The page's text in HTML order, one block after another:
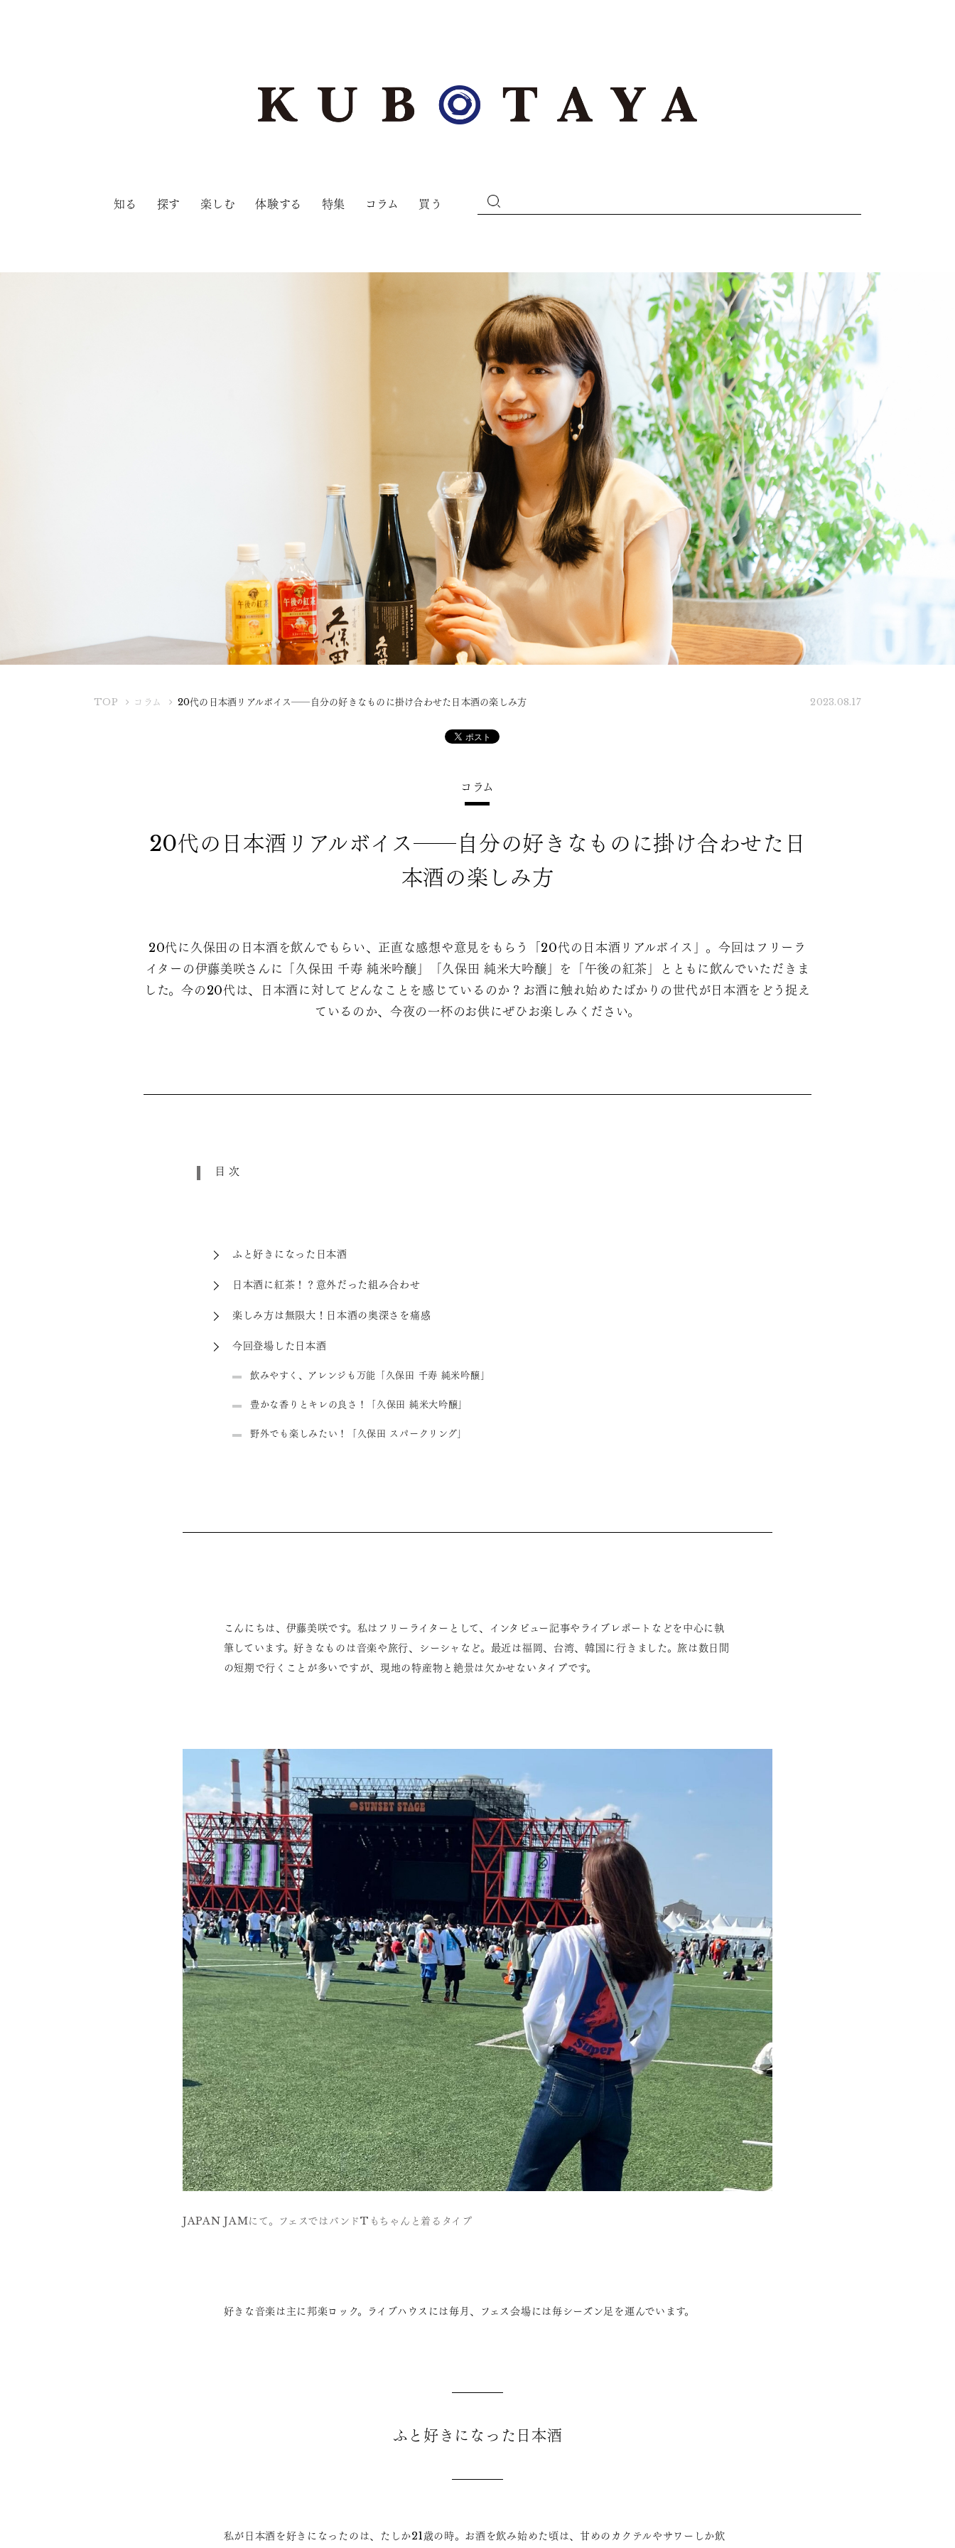
知る 探す 楽しむ 体験する 特集 コラム 買う
TOPK
コラム 20代の日本酒リアルボイス――自分の好きなものに掛け合わせた日本酒の楽しみ方 2023.08.17
コラム
20代の日本酒リアルボイス――自分の好きなものに掛け合わせた日
本酒の楽しみ方
20代に久保田の日本酒を飲んでもらい、正直な感想や意見をもらう「20代の日本酒リアルボイス」。今回はフリーラ
イターの伊藤美咲さんに「久保田 千寿 純米吟醸」「久保田 純米大吟醸」を「午後の紅茶」とともに飲んでいただきま
した。今の20代は、日本酒に対してどんなことを感じているのか？お酒に触れ始めたばかりの世代が日本酒をどう捉え
ているのか、今夜の一杯のお供にぜひお楽しみください。
目次
ふと好きになった日本酒
日本酒に紅茶！？意外だった組み合わせ
楽しみ方は無限大！日本酒の奥深さを痛感
今回登場した日本酒
飲みやすく、アレンジも万能「久保田 千寿 純米吟醸」
豊かな香りとキレの良さ！「久保田 純米大吟醸」
野外でも楽しみたい！「久保田 スパークリング」
こんにちは、伊藤美咲です。私はフリーライターとして、インタビュー記事やライブレポートなどを中心に執
筆しています。好きなものは音楽や旅行、シーシャなど。最近は福岡、台湾、韓国に行きました。旅は数日間
の短期で行くことが多いですが、現地の特産物と絶景は欠かせないタイプです。
JAPAN JAMにて。フェスではバンドTもちゃんと着るタイプ
好きな音楽は主に邦楽ロック。ライブハウスには毎月、フェス会場には毎シーズン足を運んでいます。
ふと好きになった日本酒
私が日本酒を好きになったのは、たしか21歳の時。お酒を飲み始めた頃は、甘めのカクテルやサワーしか飲